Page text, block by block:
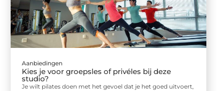
Aanbiedingen
Kies je voor groepsles of privéles bij deze
studio?
Je wilt pilates doen met het gevoel dat je het goed uitvoert,